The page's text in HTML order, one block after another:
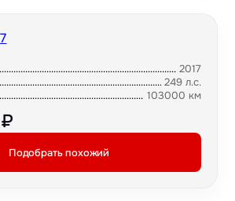
2017
249 л.с.
103000 км
Подобрать похожий